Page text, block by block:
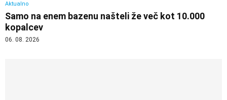
Aktualno
Samo na enem bazenu našteli že več kot 10.000
kopalcev
06. 08. 2026